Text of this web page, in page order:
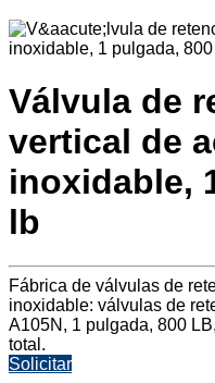
Válvula de
vertical de
inoxidable,
lb
Fábrica de válvulas de
inoxidable: válvulas de
A105N, 1 pulgada, 800
total.
Solicitar